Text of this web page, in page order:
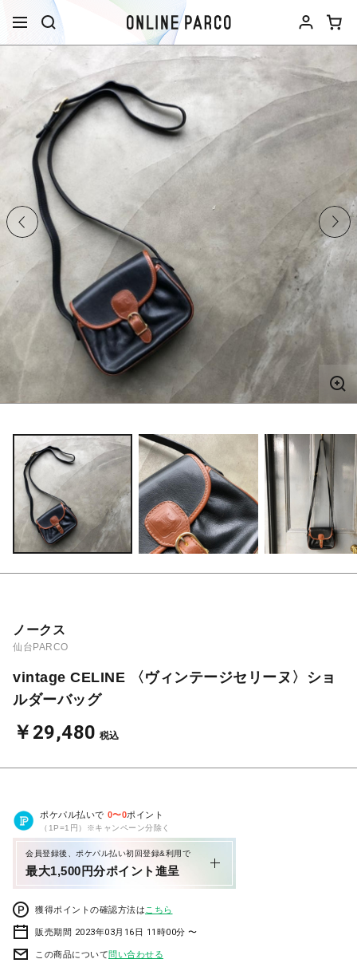
ノークス
仙台PARCO
vintage CELINE 〈ヴィンテージセリーヌ〉ショ
ルダーバッグ
￥29,480 税込
ポケパル払いで 0〜0ポイント
（1P=1円）※キャンペーン分除く
会員登録後、ポケパル払い初回登録&利用で
最大1,500円分ポイント進呈
獲得ポイントの確認方法は こちら
販売期間 2023年03月16日 11時00分 〜
この商品について問い合わせる